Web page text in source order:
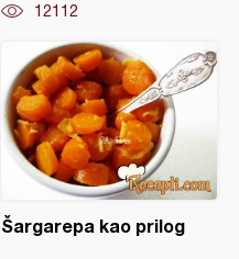
12112
Šargarepa kao prilog